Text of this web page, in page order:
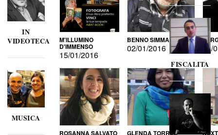
IN
VIDEOTECA
MUSICA
M'ILLUMINO
D'IMMENSO
15/01/2016
BENNO SIMMA
02/01/2016
ROSANNA SALVATO GLENDA TORRES
FISCALITA